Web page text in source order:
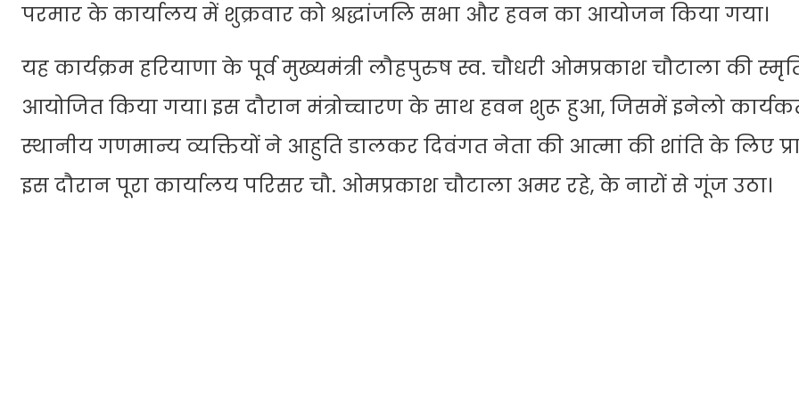
परमार के कार्यालय में शुक्रवार को श्रद्धांजलि सभा और हवन का आयोजन किया गया।
यह कार्यक्रम हरियाणा के पूर्व मुख्यमंत्री लौहपुरुष स्व. चौधरी ओमप्रकाश चौटाला की
आयोजित किया गया। इस दौरान मंत्रोच्चारण के साथ हवन शुरू हुआ, जिसमें इनेलो
स्थानीय गणमान्य व्यक्तियों ने आहुति डालकर दिवंगत नेता की आत्मा की शांति के लिए
इस दौरान पूरा कार्यालय परिसर चौ. ओमप्रकाश चौटाला अमर रहे, के नारों से गूंज उठा।